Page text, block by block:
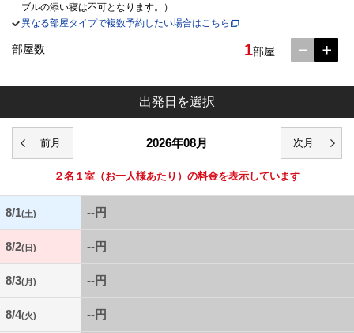
ブルの添い寝は不可となります。）
異なる部屋タイプで複数予約したい場合はこちら
部屋数 1部屋
出発日を選択
2026年08月
２名１室 （お一人様あたり）の料金を表示しています
8/1(土) --円
8/2(日) --円
8/3(月) --円
8/4(火) --円